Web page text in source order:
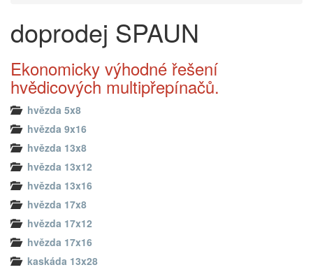
doprodej SPAUN
Ekonomicky výhodné řešení
hvědicových multipřepínačů.
hvězda 5x8
hvězda 9x16
hvězda 13x8
hvězda 13x12
hvězda 13x16
hvězda 17x8
hvězda 17x12
hvězda 17x16
kaskáda 13x28